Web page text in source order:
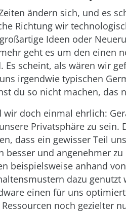
ändern sich, und es
Richtung wir
Ideen oder
geht es um den einen
Es scheint, als wären wir
irgendwie typischen
du so nicht machen, das
wir doch einmal ehrlich:
Privatsphäre zu sein.
dass ein gewisser Teil
besser und angenehmer
beispielsweise anhand
dazu genutzt
einen für uns
noch gezielter